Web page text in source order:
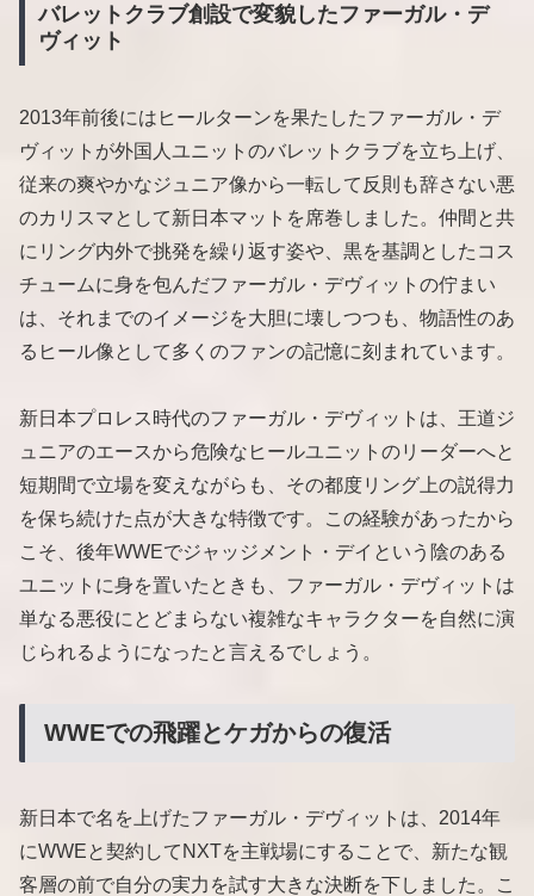
バレットクラブ創設で変貌したファーガル・デ
ヴィット
2013年前後にはヒールターンを果たしたファーガル・デ
ヴィットが外国人ユニットのバレットクラブを立ち上げ、
従来の爽やかなジュニア像から一転して反則も辞さない悪
のカリスマとして新日本マットを席巻しました。仲間と共
にリング内外で挑発を繰り返す姿や、黒を基調としたコス
チュームに身を包んだファーガル・デヴィットの佇まい
は、それまでのイメージを大胆に壊しつつも、物語性のあ
るヒール像として多くのファンの記憶に刻まれています。
新日本プロレス時代のファーガル・デヴィットは、王道ジ
ュニアのエースから危険なヒールユニットのリーダーへと
短期間で立場を変えながらも、その都度リング上の説得力
を保ち続けた点が大きな特徴です。この経験があったから
こそ、後年WWEでジャッジメント・デイという陰のある
ユニットに身を置いたときも、ファーガル・デヴィットは
単なる悪役にとどまらない複雑なキャラクターを自然に演
じられるようになったと言えるでしょう。
WWEでの飛躍とケガからの復活
新日本で名を上げたファーガル・デヴィットは、2014年
にWWEと契約してNXTを主戦場にすることで、新たな観
客層の前で自分の実力を試す大きな決断を下しました。こ